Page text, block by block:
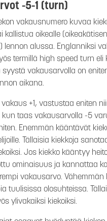
-5-1 (turn)
vakausnumero kuvaa
kallistua oikealle
lennon alussa. Englanniksi
termillä high speed turn eli
syystä vakausarvolla on
aikana.
vakaus +1, vastustaa eniten
kun taas vakausarvolla -5
Enemmän kääntävät
Tällaisia kiekkoja
Jos kiekko kääntyy
ominaisuus ja kannattaa
vakausarvo.
tuulisissa olosuhteissa.
ylivakaiksi kiekoiksi.